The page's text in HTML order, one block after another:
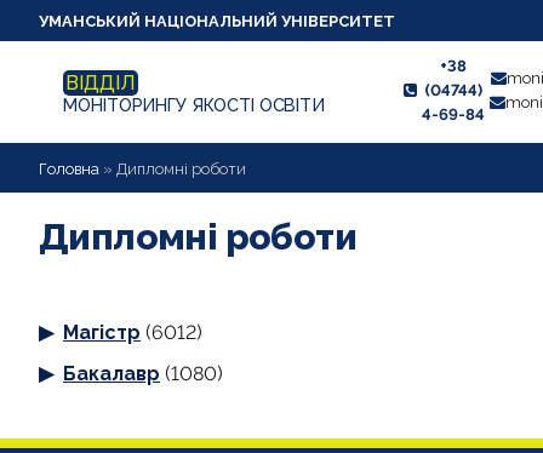
УМАНСЬКИЙ НАЦІОНАЛЬНИЙ УНІВЕРСИТЕТ
ВІДДІЛ
МОНІТОРИНГУ ЯКОСТІ ОСВІТИ
+38
(04744)
4-69-84
НОВИНИ
ПРО ВІДДІЛ
ВИКЛАДАЧУ
АНКЕТУВАННЯ
ДИПЛОМНІ РОБОТИ
Головна » Дипломні роботи
Дипломні роботи
Магістр (6012)
Бакалавр (1080)